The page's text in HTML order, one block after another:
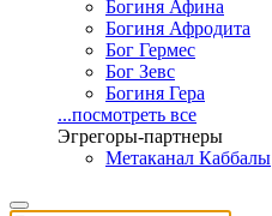
Богиня Афина
Богиня Афродита
Бог Гермес
Бог Зевс
Богиня Гера
...посмотреть все
Эгрегоры-партнеры
Метаканал Каббалы